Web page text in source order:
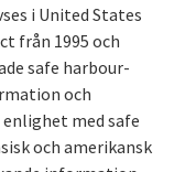
i United States
från 1995 och
safe harbour-
och
med safe
och amerikansk